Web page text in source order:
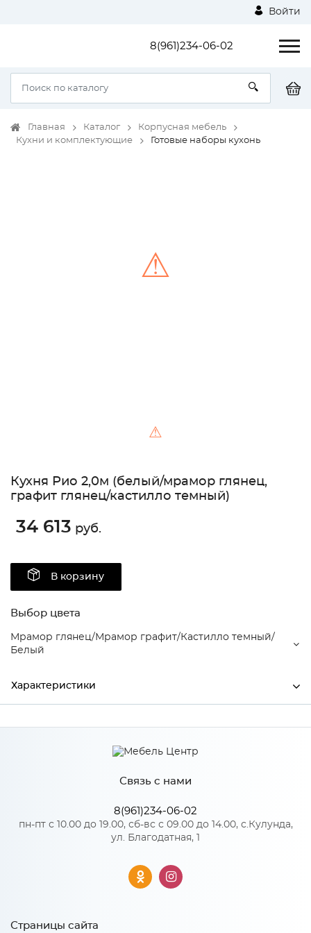
Войти
8(961)234-06-02
Главная Каталог
Корпусная мебель
Кухни и комплектующие
Готовые наборы кухонь
⚠
⚠
Кухня Рио 2,0м (белый/мрамор глянец,
графит глянец/кастилло темный)
34 613 руб.
В корзину
Выбор цвета
Мрамор глянец/Мрамор графит/Кастилло темный/
Белый
Характеристики
Ширина 2000
МиФ
Мрамор глянец/Мрамор
Белый
Связь с нами
8(961)234-06-02
пн-пт с 10.00 до 19.00, сб-вс с 09.00 до 14.00, с.Кулунда,
ул. Благодатная, 1
Страницы сайта